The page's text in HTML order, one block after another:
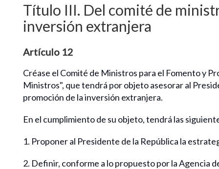
Título III. Del comité de
inversión extranjera
Artículo 12
Créase el Comité de Ministros para el Fomento y
Ministros", que tendrá por objeto asesorar al
promoción de la inversión extranjera.
En el cumplimiento de su objeto, tendrá las
1. Proponer al Presidente de la República la
2. Definir, conforme a lo propuesto por la Agencia